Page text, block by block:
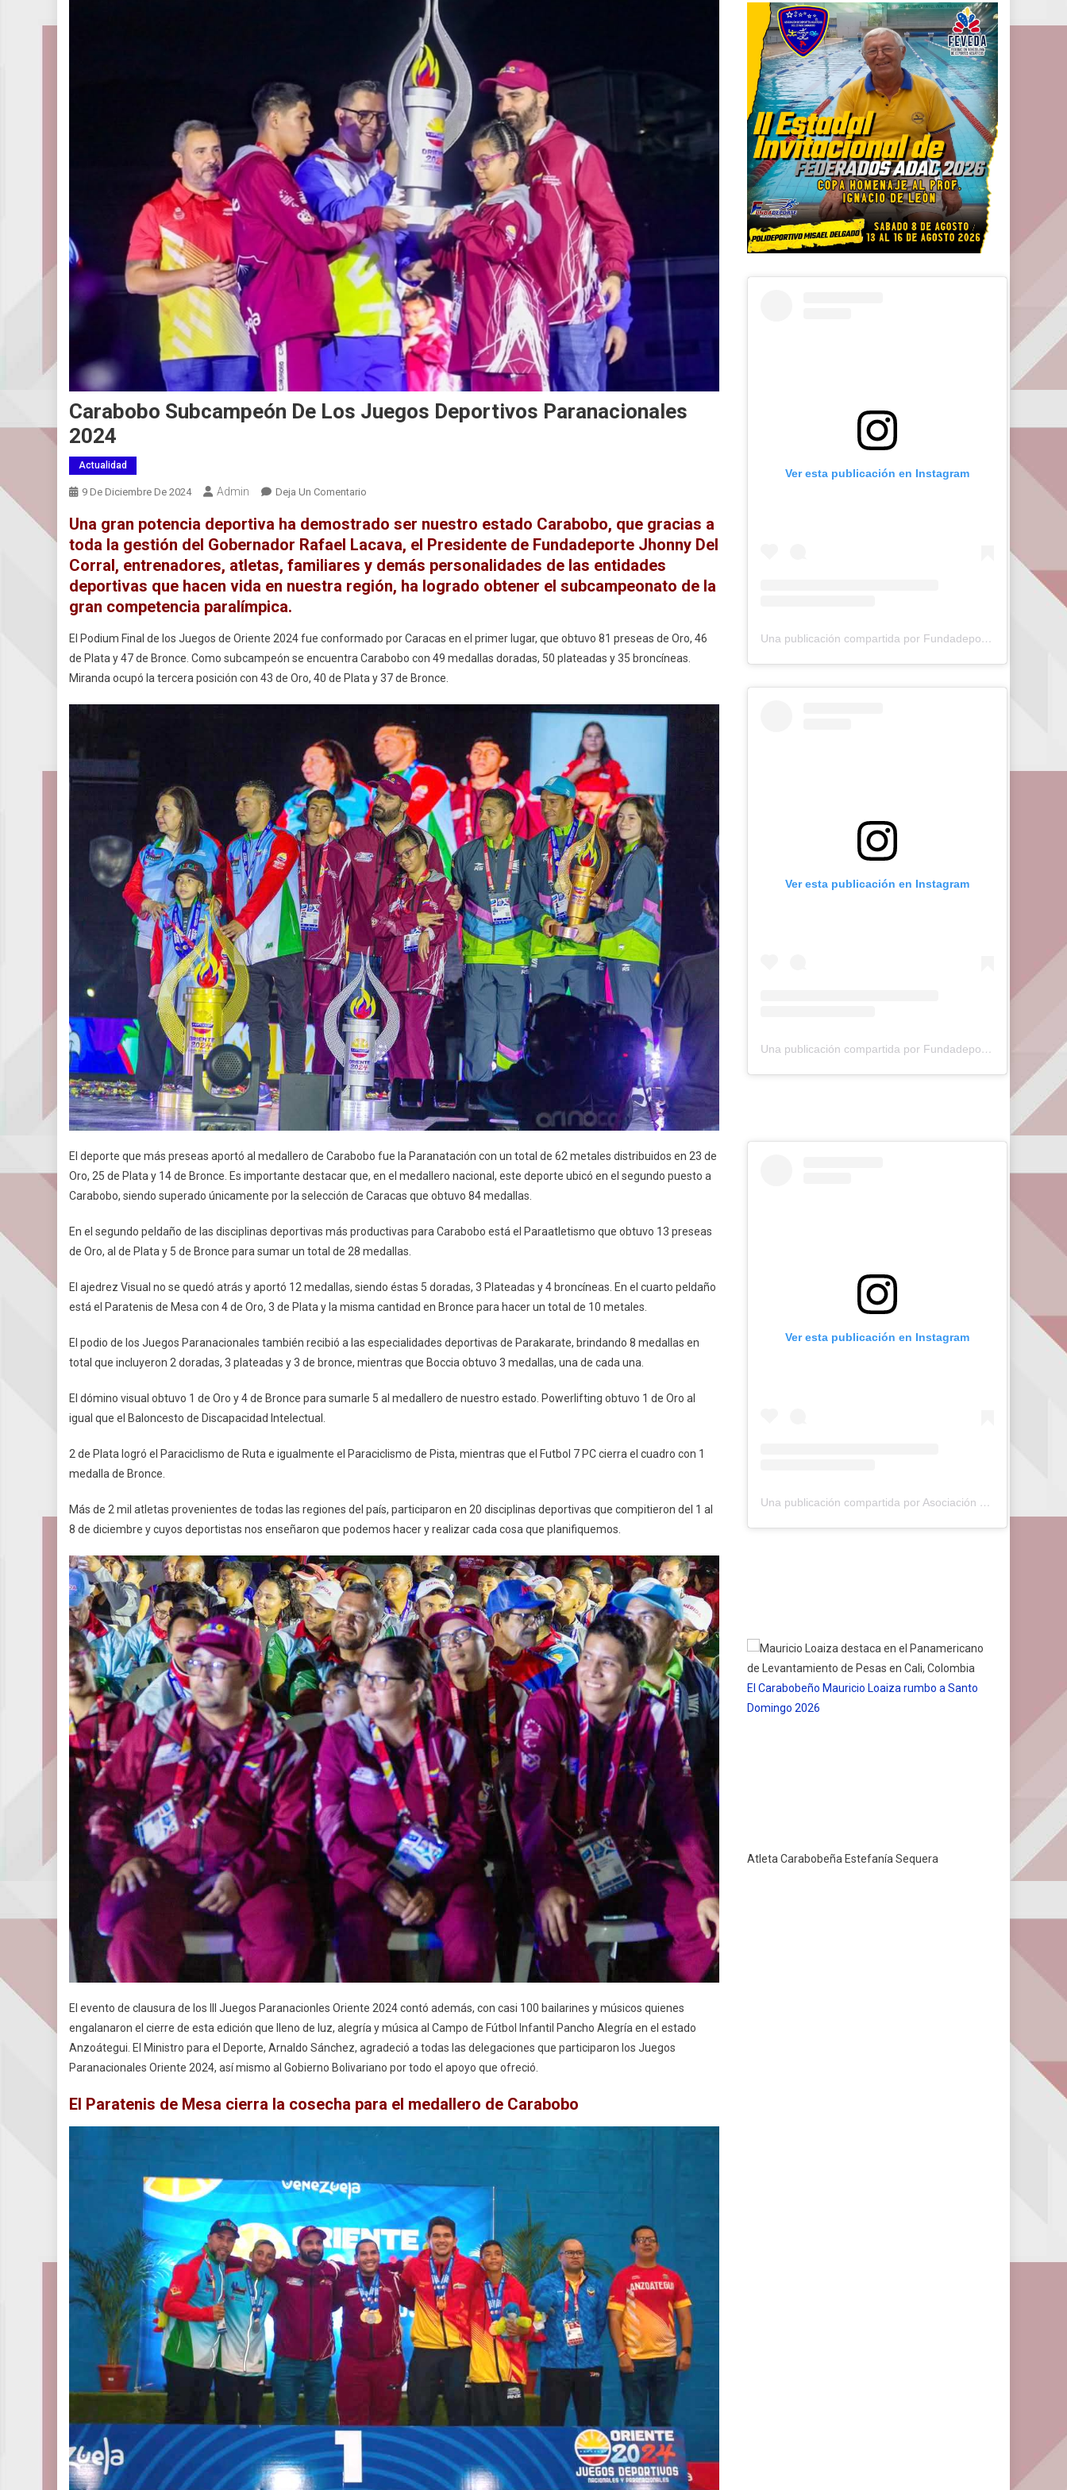
Carabobo Subcampeón De Los Juegos Deportivos Paranacionales
2024
Actualidad
9 De Diciembre De 2024 Admin Deja Un Comentario
Subcampeón
De
Los
Juegos
2024
Una gran potencia deportiva ha demostrado ser nuestro estado Carabobo, que gracias a
toda la gestión del Gobernador Rafael Lacava, el Presidente de Fundadeporte Jhonny Del
Corral, entrenadores, atletas, familiares y demás personalidades de las entidades
deportivas que hacen vida en nuestra región, ha logrado obtener el subcampeonato de la
gran competencia paralímpica.
El Podium Final de los Juegos de Oriente 2024 fue conformado por Caracas en el primer lugar, que obtuvo 81 preseas de Oro, 46
de Plata y 47 de Bronce. Como subcampeón se encuentra Carabobo con 49 medallas doradas, 50 plateadas y 35 broncíneas.
Miranda ocupó la tercera posición con 43 de Oro, 40 de Plata y 37 de Bronce.
El deporte que más preseas aportó al medallero de Carabobo fue la Paranatación con un total de 62 metales distribuidos en 23 de
Oro, 25 de Plata y 14 de Bronce. Es importante destacar que, en el medallero nacional, este deporte ubicó en el segundo puesto a
Carabobo, siendo superado únicamente por la selección de Caracas que obtuvo 84 medallas.
En el segundo peldaño de las disciplinas deportivas más productivas para Carabobo está el Paraatletismo que obtuvo 13 preseas
de Oro, al de Plata y 5 de Bronce para sumar un total de 28 medallas.
El ajedrez Visual no se quedó atrás y aportó 12 medallas, siendo éstas 5 doradas, 3 Plateadas y 4 broncíneas. En el cuarto peldaño
está el Paratenis de Mesa con 4 de Oro, 3 de Plata y la misma cantidad en Bronce para hacer un total de 10 metales.
El podio de los Juegos Paranacionales también recibió a las especialidades deportivas de Parakarate, brindando 8 medallas en
total que incluyeron 2 doradas, 3 plateadas y 3 de bronce, mientras que Boccia obtuvo 3 medallas, una de cada una.
El dómino visual obtuvo 1 de Oro y 4 de Bronce para sumarle 5 al medallero de nuestro estado. Powerlifting obtuvo 1 de Oro al
igual que el Baloncesto de Discapacidad Intelectual.
2 de Plata logró el Paraciclismo de Ruta e igualmente el Paraciclismo de Pista, mientras que el Futbol 7 PC cierra el cuadro con 1
medalla de Bronce.
Más de 2 mil atletas provenientes de todas las regiones del país, participaron en 20 disciplinas deportivas que compitieron del 1 al
8 de diciembre y cuyos deportistas nos enseñaron que podemos hacer y realizar cada cosa que planifiquemos.
El evento de clausura de los III Juegos Paranacionles Oriente 2024 contó además, con casi 100 bailarines y músicos quienes
engalanaron el cierre de esta edición que lleno de luz, alegría y música al Campo de Fútbol Infantil Pancho Alegría en el estado
Anzoátegui. El Ministro para el Deporte, Arnaldo Sánchez, agradeció a todas las delegaciones que participaron los Juegos
Paranacionales Oriente 2024, así mismo al Gobierno Bolivariano por todo el apoyo que ofreció.
El Paratenis de Mesa cierra la cosecha para el medallero de Carabobo
Ver esta publicación en Instagram
Una publicación compartida por Fundadeporte Carabobo (@fundadeporte)
Ver esta publicación en Instagram
Una publicación compartida por Fundadeporte Carabobo (@fundadeporte)
Ver esta publicación en Instagram
Una publicación compartida por Asociación de Pádel del Estado Carabobo (@asopadelcarabobo)
El Carabobeño Mauricio Loaiza rumbo a Santo
Domingo 2026
Atleta Carabobeña Estefanía Sequera